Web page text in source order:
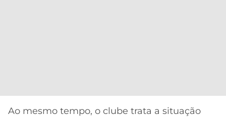
Ao mesmo tempo, o clube trata a situação